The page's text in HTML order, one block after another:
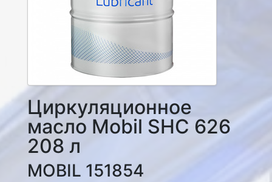
Циркуляционное
масло Mobil SHC 626
208 л
MOBIL 151854